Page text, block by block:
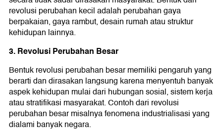
revolusi perubahan kecil adalah perubahan gaya
berpakaian, gaya rambut, desain rumah atau struktur
kehidupan lainnya.
3. Revolusi Perubahan Besar
Bentuk revolusi perubahan besar memiliki pengaruh yang
berarti dan dirasakan langsung karena menyentuh banyak
aspek kehidupan mulai dari hubungan sosial, sistem kerja
atau stratifikasi masyarakat. Contoh dari revolusi
perubahan besar misalnya fenomena industrialisasi yang
dialami banyak negara.